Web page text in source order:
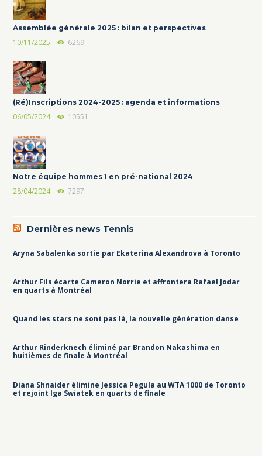
Assemblée générale 2025 : bilan et perspectives
10/11/2025 6269
(Ré)Inscriptions 2024-2025 : agenda et informations
06/05/2024 10551
Notre équipe hommes 1 en pré-national 2024
28/04/2024 7297
Dernières news Tennis
Aryna Sabalenka sortie par Ekaterina Alexandrova à Toronto
Arthur Fils écarte Cameron Norrie et affrontera Rafael Jodar
en quarts à Montréal
Quand les stars ne sont pas là, la nouvelle génération danse
Arthur Rinderknech éliminé par Brandon Nakashima en
huitièmes de finale à Montréal
Diana Shnaider élimine Jessica Pegula au WTA 1000 de Toronto
et rejoint Iga Swiatek en quarts de finale